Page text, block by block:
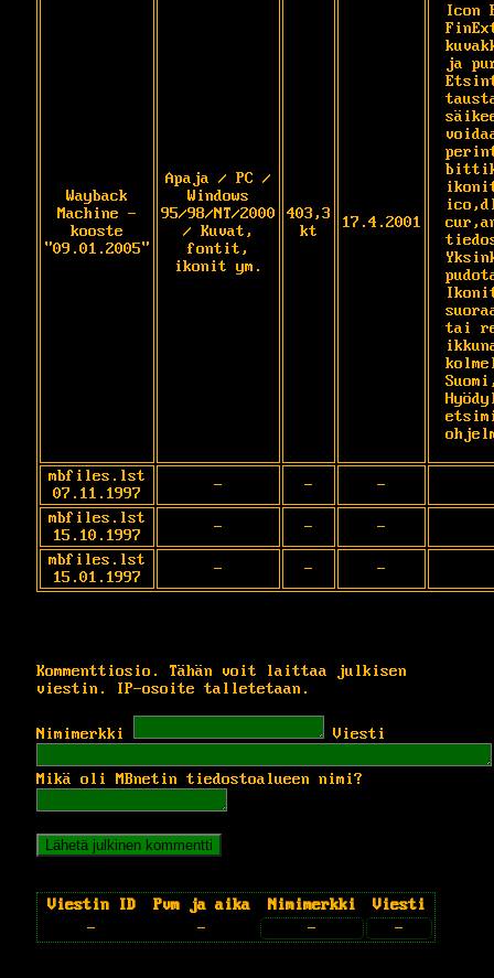
Wayback
Machine -
kooste
"09.01.2005"
Apaja / PC /
Windows
95/98/NT/2000
/ Kuvat,
fontit,
ikonit ym.
403,3
kt
17.4.2001
Icon
ja
tai
mbfiles.lst
07.11.1997
- -
-
mbfiles.lst
15.10.1997
- -
-
mbfiles.lst
15.01.1997
- - -
Kommenttiosio. Tähän voit laittaa julkisen
viestin. IP-osoite talletetaan.
Nimimerkki Viesti
Mikä oli MBnetin tiedostoalueen nimi?
Viestin ID Pvm ja aika Nimimerkki
Viesti
-
- - -